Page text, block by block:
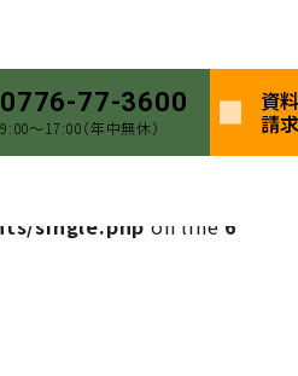
0776-77-3600
9:00〜17:00（年中無休）
資
請
single.phpon line5
6
single.php on line 6